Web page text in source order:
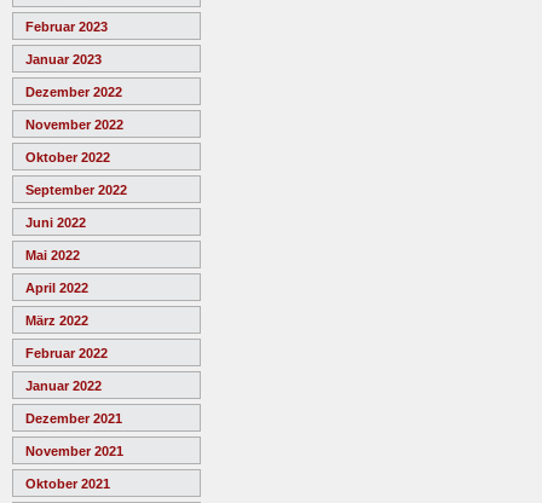
Februar 2023
Januar 2023
Dezember 2022
November 2022
Oktober 2022
September 2022
Juni 2022
Mai 2022
April 2022
März 2022
Februar 2022
Januar 2022
Dezember 2021
November 2021
Oktober 2021